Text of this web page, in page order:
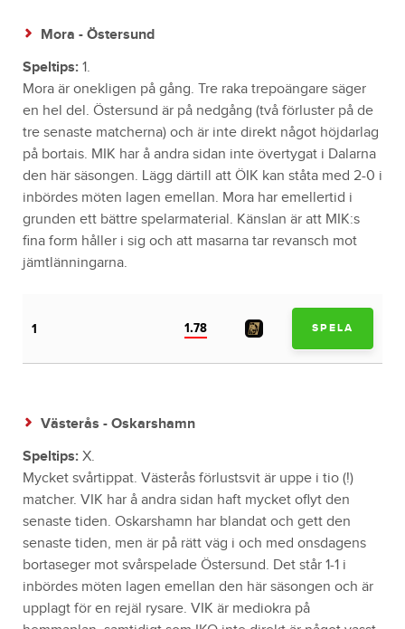
Mora - Östersund
Speltips: 1.
Mora är onekligen på gång. Tre raka trepoängare säger
en hel del. Östersund är på nedgång (två förluster på de
tre senaste matcherna) och är inte direkt något höjdarlag
på bortais. MIK har å andra sidan inte övertygat i Dalarna
den här säsongen. Lägg därtill att ÖIK kan ståta med 2-0 i
inbördes möten lagen emellan. Mora har emellertid i
grunden ett bättre spelarmaterial. Känslan är att MIK:s
fina form håller i sig och att masarna tar revansch mot
jämtlänningarna.
1 1.78 SPELA
Västerås - Oskarshamn
Speltips: X.
Mycket svårtippat. Västerås förlustsvit är uppe i tio (!)
matcher. VIK har å andra sidan haft mycket oflyt den
senaste tiden. Oskarshamn har blandat och gett den
senaste tiden, men är på rätt väg i och med onsdagens
bortaseger mot svårspelade Östersund. Det står 1-1 i
inbördes möten lagen emellan den här säsongen och är
upplagt för en rejäl rysare. VIK är mediokra på